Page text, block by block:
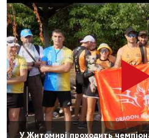
У Житомирі проходить